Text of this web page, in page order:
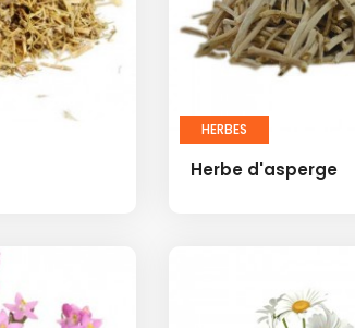
HERBES
Herbe d'asperge